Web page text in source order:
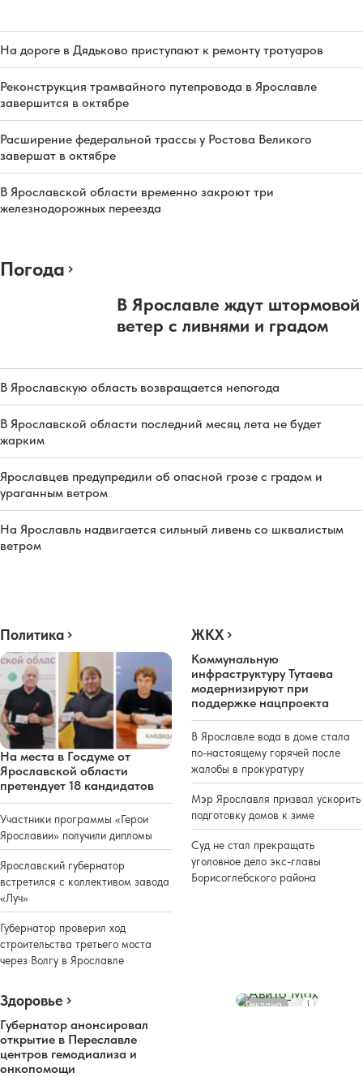
На дороге в Дядьково приступают к ремонту тротуаров
Реконструкция трамвайного путепровода в Ярославле
завершится в октябре
Расширение федеральной трассы у Ростова Великого
завершат в октябре
В Ярославской области временно закроют три
железнодорожных переезда
Погода
В Ярославле ждут штормовой
ветер с ливнями и градом
В Ярославскую область возвращается непогода
В Ярославской области последний месяц лета не будет
жарким
Ярославцев предупредили об опасной грозе с градом и
ураганным ветром
На Ярославль надвигается сильный ливень со шквалистым
ветром
Политика
На места в Госдуме от
Ярославской области
претендует 18 кандидатов
Участники программы «Герои
Ярославии» получили дипломы
Ярославский губернатор
встретился с коллективом завода
«Луч»
Губернатор проверил ход
строительства третьего моста
через Волгу в Ярославле
ЖКХ
Коммунальную
инфраструктуру Тутаева
модернизируют при
поддержке нацпроекта
В Ярославле вода в доме стала
по-настоящему горячей после
жалобы в прокуратуру
Мэр Ярославля призвал ускорить
подготовку домов к зиме
Суд не стал прекращать
уголовное дело экс-главы
Борисоглебского района
Здоровье
Губернатор анонсировал
открытие в Переславле
центров гемодиализа и
онкопомощи
Реклама